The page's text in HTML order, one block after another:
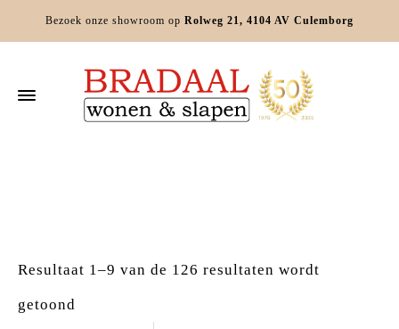
Bezoek onze showroom op Rolweg 21, 4104 AV Culemborg
Resultaat 1–9 van de 126 resultaten wordt
getoond